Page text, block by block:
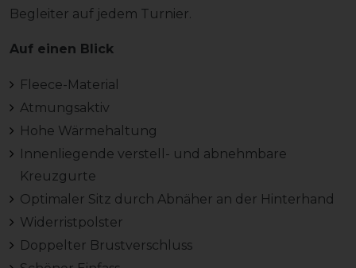
Begleiter auf jedem Turnier.
Auf einen Blick
Fleece-Material
Atmungsaktiv
Hohe Wärmehaltung
Innenliegende verstell- und abnehmbare
Kreuzgurte
Optimaler Sitz durch Abnäher an der Hinterhand
Widerristpolster
Doppelter Brustverschluss